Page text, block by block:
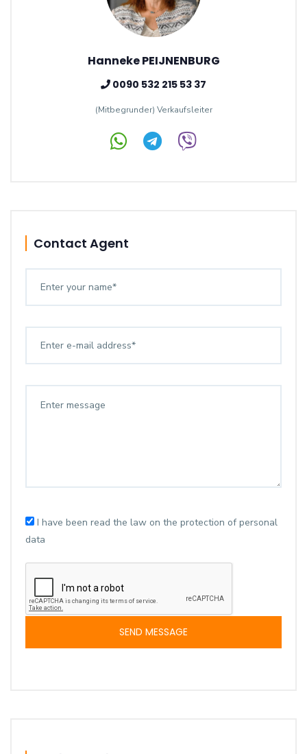
Hanneke PEIJNENBURG
0090 532 215 53 37
(Mitbegrunder) Verkaufsleiter
Contact Agent
I have been read the law on the protection of personal
data
SEND MESSAGE